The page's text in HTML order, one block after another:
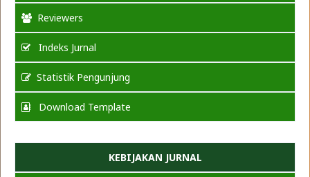
Reviewers
Indeks Jurnal
Statistik Pengunjung
Download Template
KEBIJAKAN JURNAL